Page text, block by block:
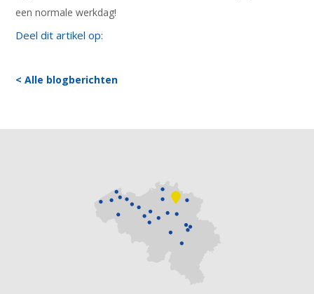
een normale werkdag!
Deel dit artikel op:
< Alle blogberichten